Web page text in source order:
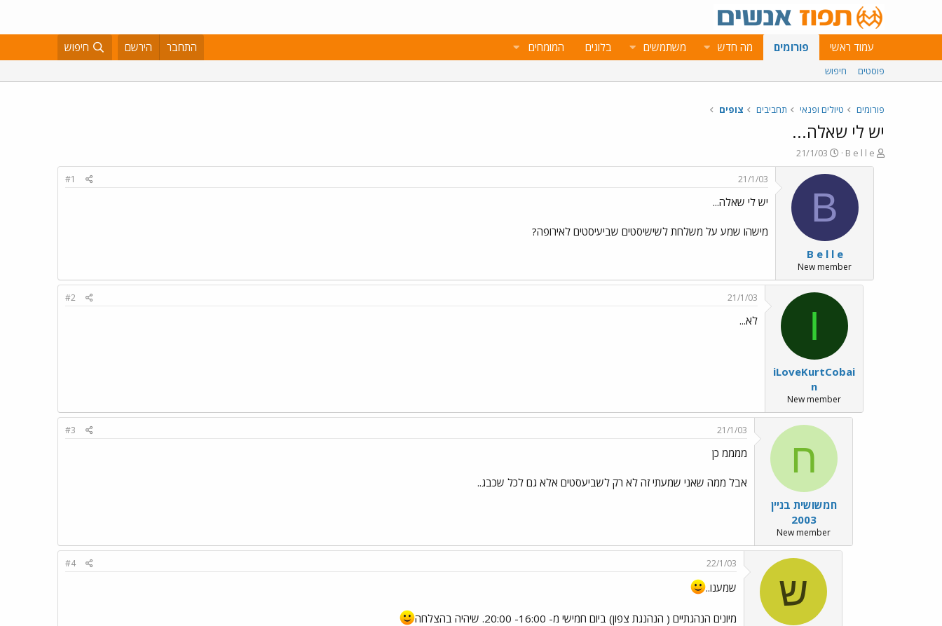
עמוד ראשי פורומים מה חדש משתמשים בלוגים המומחים התחבר הירשם חיפוש
פוסטים חיפוש
פורומים טיולים ופנאי תחביבים צופים
יש לי שאלה...
פ
ו
B e l l e
פ
ו
ר
ם
ב
א
ר
י
ך
21/1/03
B
B e l l e
New member
21/1/03
#1
יש לי שאלה...
מישהו שמע על משלחת לשישיסטים שביעיסטים לאירופה?
I
iLoveKurtCobai
n
New member
21/1/03
#2
לא...
ח
חמשושית בניין
2003
New member
21/1/03
#3
ממממ כן
אבל ממה שאני שמעתי זה לא רק לשביעסטים אלא גם לכל שכבג..
ש
22/1/03
#4
שמענו..
מיונים הנהגתיים ( הנהנגת צפון) ביום חמישי מ- 16:00- 20:00. שיהיה בהצלחה